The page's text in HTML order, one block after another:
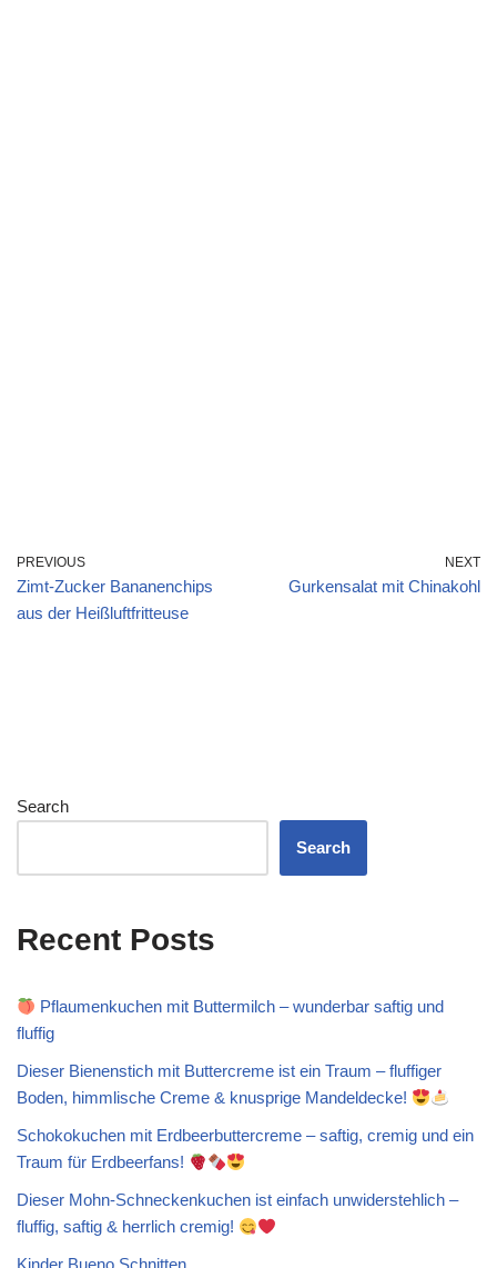
PREVIOUS
Zimt-Zucker Bananenchips
aus der Heißluftfritteuse
NEXT
Gurkensalat mit Chinakohl
Search
Search
Recent Posts
Pflaumenkuchen mit Buttermilch – wunderbar saftig und
fluffig
Dieser Bienenstich mit Buttercreme ist ein Traum – fluffiger
Boden, himmlische Creme & knusprige Mandeldecke!
Schokokuchen mit Erdbeerbuttercreme – saftig, cremig und ein
Traum für Erdbeerfans!
Dieser Mohn-Schneckenkuchen ist einfach unwiderstehlich –
fluffig, saftig & herrlich cremig!
Kinder Bueno Schnitten